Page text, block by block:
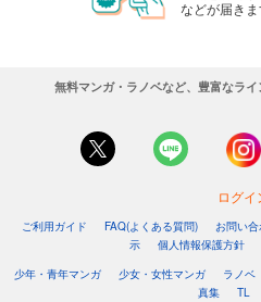
などが届きま
無料マンガ・ラノベなど、豊富なラ
ログイ
ご利用ガイド FAQ(よくある質問) お問い
示
個人情報保護方針
少年・青年マンガ
少女・女性マンガ ラノベ
真集
TL